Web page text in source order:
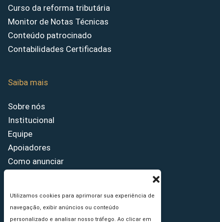
Utilizamos cookies para aprimorar sua experiência de
navegação, exibir anúncios ou conteúdo
personalizado e analisar nosso tráfego. Ao clicar em
Curso da reforma tributária
Monitor de Notas Técnicas
Conteúdo patrocinado
Contabilidades Certificadas
Saiba mais
Sobre nós
Institucional
Equipe
Apoiadores
Como anunciar
Princípios Editoriais